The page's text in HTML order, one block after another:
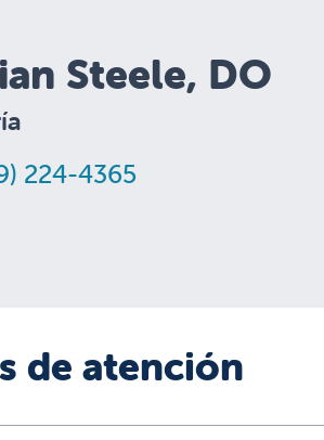
Steele, DO
224-4365
de atención